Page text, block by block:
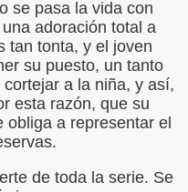
se pasa la vida con
adoración total a
tan tonta, y el joven
su puesto, un tanto
a la niña, y así,
esta razón, que su
a representar el
de toda la serie. Se
(Samuel Rodríguez